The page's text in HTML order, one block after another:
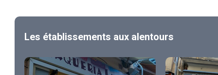
Les établissements aux alentours